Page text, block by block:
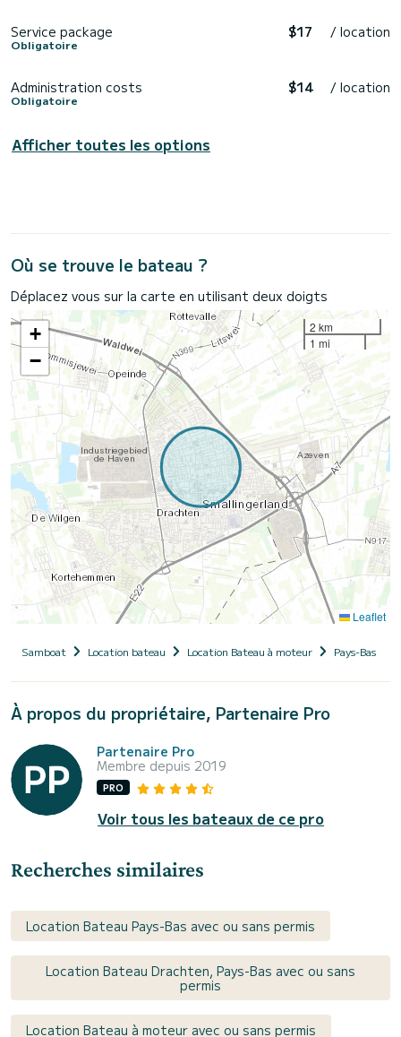
Service package
Obligatoire
$17 / location
Administration costs
Obligatoire
$14 / location
Afficher toutes les options
Où se trouve le bateau ?
Déplacez vous sur la carte en utilisant deux doigts
+
−
2 km
1 mi
Leaflet
Samboat Location bateau Location Bateau à moteur Pays-Bas
À propos du propriétaire, Partenaire Pro
Partenaire Pro
Membre depuis 2019
PRO
Voir tous les bateaux de ce pro
Recherches similaires
Location Bateau Pays-Bas avec ou sans permis
Location Bateau Drachten, Pays-Bas avec ou sans
permis
Location Bateau à moteur avec ou sans permis